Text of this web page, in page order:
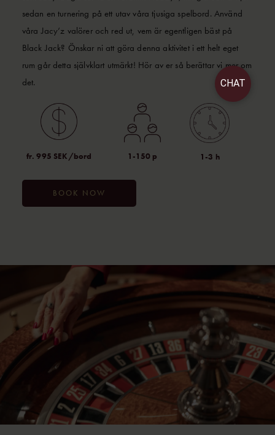
sedan en turnering på ett utav våra tjusiga spelbord. Använd
våra Jacy’z valörer och red ut, vem är egentligen bäst på
Black Jack? Önskar ni att göra denna aktivitet i ett helt eget
rum går detta självklart utmärkt! Hör av er så berättar vi mer om
det.
fr. 995 SEK/bord 1-150 p 1-3 h
BOOK NOW
CHAT